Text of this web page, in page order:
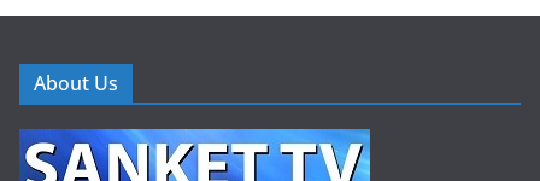
About Us